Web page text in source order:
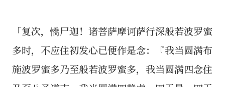
「复次，憍尸迦！诸菩萨摩诃萨行深般若波罗蜜
多时，不应住初发心已便作是念：『我当圆满布
施波罗蜜多乃至般若波罗蜜多，我当圆满四念住